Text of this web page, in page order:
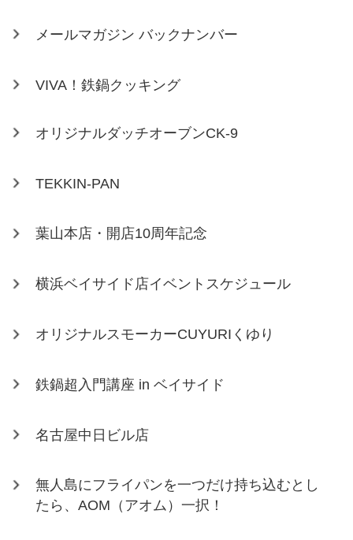
メールマガジン バックナンバー
VIVA！鉄鍋クッキング
オリジナルダッチオーブンCK-9
TEKKIN-PAN
葉山本店・開店10周年記念
横浜ベイサイド店イベントスケジュール
オリジナルスモーカーCUYURIくゆり
鉄鍋超入門講座 in ベイサイド
名古屋中日ビル店
無人島にフライパンを一つだけ持ち込むとし
たら、AOM（アオム）一択！